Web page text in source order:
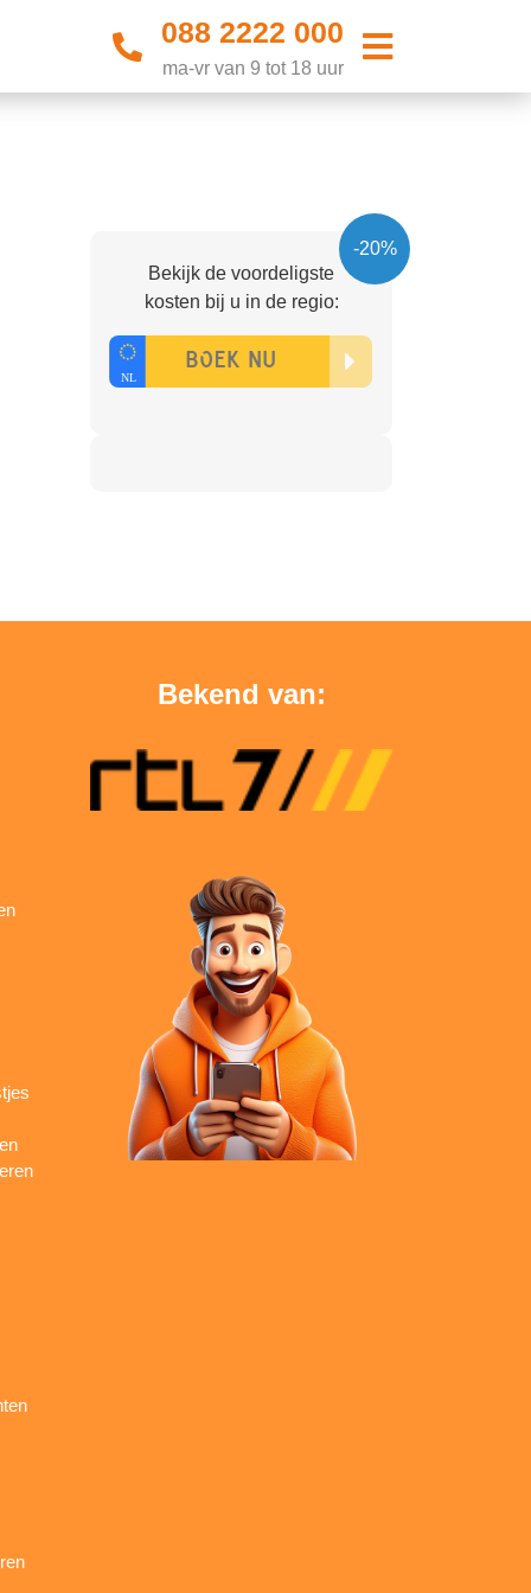
088 2222 000
ma-vr van 9 tot 18 uur
-20%
Bekijk de voordeligste
kosten bij u in de regio:
Bekend van: